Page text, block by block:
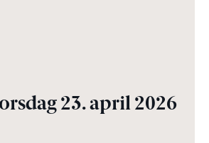
23. april 2026